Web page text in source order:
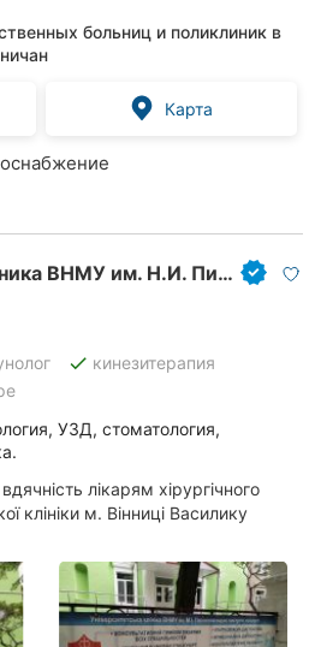
больниц и поликлиник в
Карта
Университетская клиника ВНМУ им. Н.И. Пирогова
done кинезитерапия
УЗД, стоматология,
лікарям хірургічного
клініки м. Вінниці Василику